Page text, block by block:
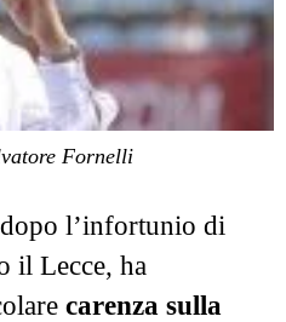
Fornelli
l’infortunio di
il Lecce, ha
carenza sulla